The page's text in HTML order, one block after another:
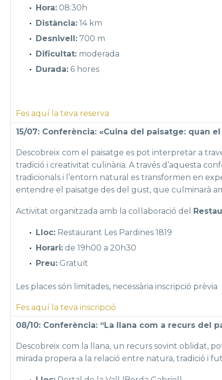
Hora: 08:30h
Distància: 14 km
Desnivell: 700 m
Dificultat: moderada
Durada: 6 hores
Fes aquí la teva reserva
15/07: Conferència: «Cuina del paisatge: quan
Descobreix com el paisatge es pot interpretar a
tradició i creativitat culinària. A través d’aquesta
tradicionals i l’entorn natural es transformen en
entendre el paisatge des del gust, que culminarà
Activitat organitzada amb la col·laboració del
Lloc: Restaurant Les Pardines 1819
Horari: de 19h00 a 20h30
Preu: Gratuït
Les places són limitades, necessària inscripció prèvia
Fes aquí la teva inscripció
08/10: Conferència: “La llana com a recurs del
Descobreix com la llana, un recurs sovint oblidat,
mirada propera a la relació entre natura, tradició i